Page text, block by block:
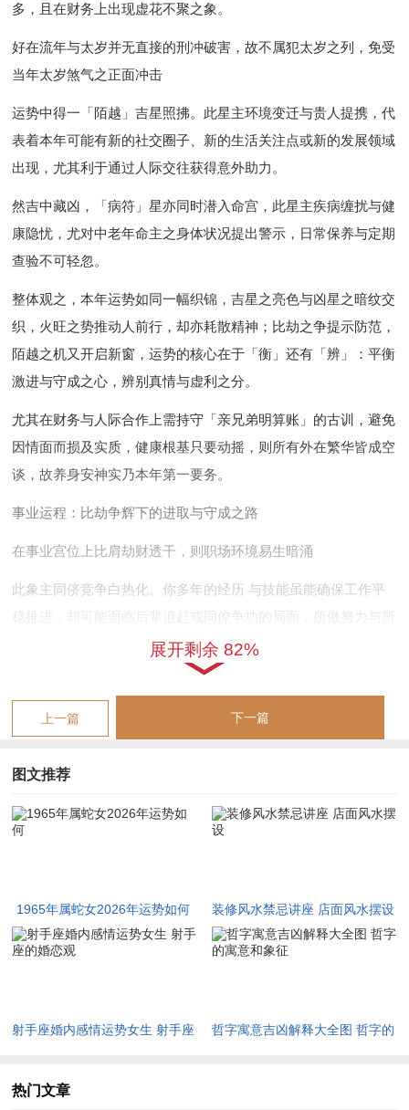
多，且在财务上出现虚花不聚之象。
好在流年与太岁并无直接的刑冲破害，故不属犯太岁之列，免受
当年太岁煞气之正面冲击
运势中得一「陌越」吉星照拂。此星主环境变迁与贵人提携，代
表着本年可能有新的社交圈子、新的生活关注点或新的发展领域
出现，尤其利于通过人际交往获得意外助力。
然吉中藏凶，「病符」星亦同时潜入命宫，此星主疾病缠扰与健
康隐忧，尤对中老年命主之身体状况提出警示，日常保养与定期
查验不可轻忽。
整体观之，本年运势如同一幅织锦，吉星之亮色与凶星之暗纹交
织，火旺之势推动人前行，却亦耗散精神；比劫之争提示防范，
陌越之机又开启新窗，运势的核心在于「衡」还有「辨」：平衡
激进与守成之心，辨别真情与虚利之分。
尤其在财务与人际合作上需持守「亲兄弟明算账」的古训，避免
因情面而损及实质，健康根基只要动摇，则所有外在繁华皆成空
谈，故养身安神实乃本年第一要务。
事业运程：比劫争辉下的进取与守成之路
在事业宫位上比肩劫财透干，则职场环境易生暗涌
此象主同侪竞争白热化。你多年的经历 与技能虽能确保工作平
稳推进，却可能面临后辈追赶或同僚争功的局面，所做努力与所
得认可之间，易出现不尽如人意的缝隙，仿佛总有他人分一杯
尤须留意农历六月与八月此间口舌是非星动，易因沟通不畅或利
益分配问题引发人际摩擦，低调收敛、谨言慎行为上。
然「陌越」星动，则又带来柳暗花明之转机
此星主跨界遇贵，代表着本年可能通过非传统的工作渠道、兴趣
社团或老朋友引荐，接触到全新的事业机遇或获得关键性帮助，
好领域成为资深顾问等，从而获得极高的精神满足与社会尊重。
故本年事业之要诀。在于 「守正出奇」 ，守正，即维护好现有
将积累一生的智慧，用于指导后人或开辟新的精神田园，若感到
展开剩余 82%
上一篇 下一篇
图文推荐
1965年属蛇女2026年运势如何 装修风水禁忌讲座 店面风水摆设
射手座婚内感情运势女生 射手座
哲字寓意吉凶解释大全图 哲字的
热门文章